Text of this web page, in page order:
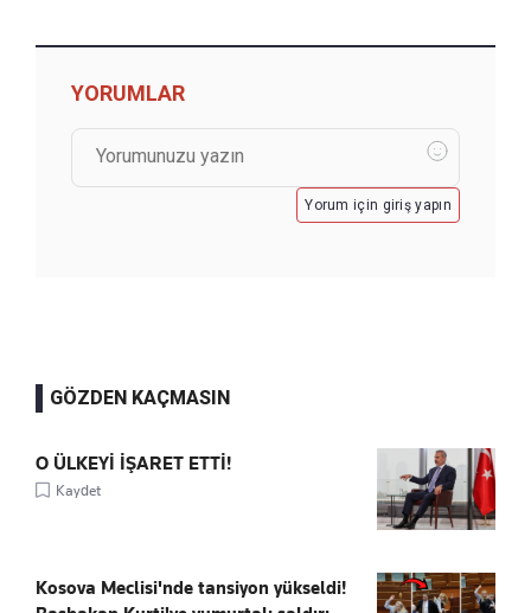
YORUMLAR
Yorum için giriş yapın
GÖZDEN KAÇMASIN
O ÜLKEYİ İŞARET ETTİ!
Kaydet
Kosova Meclisi'nde tansiyon yükseldi!